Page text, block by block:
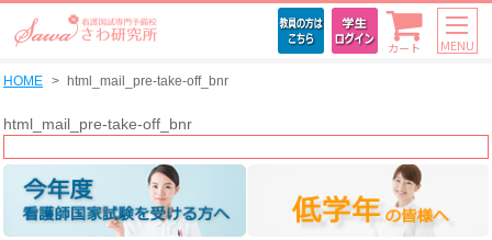
カート MENU
HOME html_mail_pre-take-off_bnr
html_mail_pre-take-off_bnr